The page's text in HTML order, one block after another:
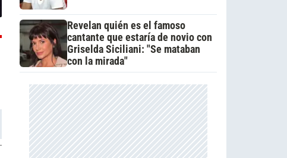
Revelan quién es el famoso
cantante que estaría de novio con
Griselda Siciliani: "Se mataban
con la mirada"